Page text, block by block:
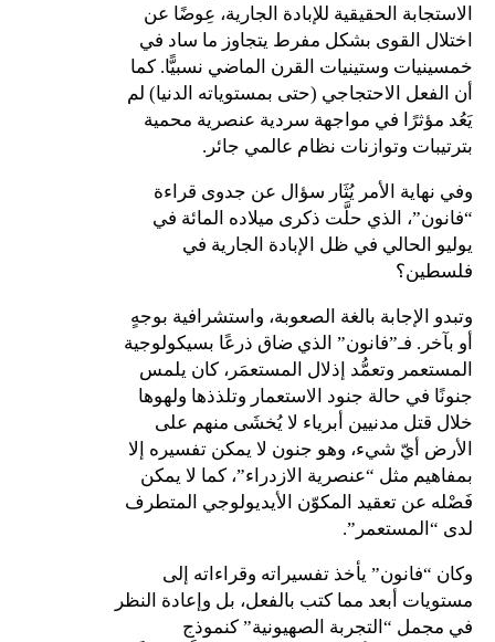
الاستجابة الحقيقية للإبادة الجارية، عِوضًا عن
اختلال القوى بشكل مفرط يتجاوز ما ساد في
خمسينيات وستينيات القرن الماضي نسبيًّا. كما
أن الفعل الاحتجاجي (حتى بمستوياته الدنيا) لم
يَعُد مؤثرًا في مواجهة سردية عنصرية محمية
بترتيبات وتوازنات نظام عالمي جائر.
وفي نهاية الأمر يُثَار سؤال عن جدوى قراءة
“فانون”، الذي حلَّت ذكرى ميلاده المائة في
يوليو الحالي في ظل الإبادة الجارية في
فلسطين؟
وتبدو الإجابة بالغة الصعوبة، واستشرافية بوجهٍ
أو بآخر. فـ”فانون” الذي ضاق ذرعًا بسيكولوجية
المستعمر وتعمُّد إذلال المستعمَر، كان يلمس
جنونًا في حالة جنود الاستعمار وتلذذها ولهوها
خلال قتل مدنيين أبرياء لا يُخشَى منهم على
الأرض أيّ شيء، وهو جنون لا يمكن تفسيره إلا
بمفاهيم مثل “عنصرية الازدراء”، كما لا يمكن
فَصْله عن تعقيد المكوّن الأيديولوجي المتطرف
لدى “المستعمر”.
وكان “فانون” يأخذ تفسيراته وقراءاته إلى
مستويات أبعد مما كتب بالفعل، بل وإعادة النظر
في مجمل “التجربة الصهيونية” كنموذج